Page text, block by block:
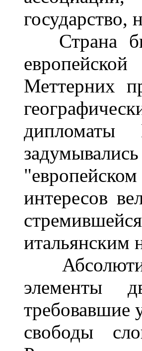
государство,
Страна
Меттерних
дипломаты
интересов
итальянским
элементы
требовавшие
свободы